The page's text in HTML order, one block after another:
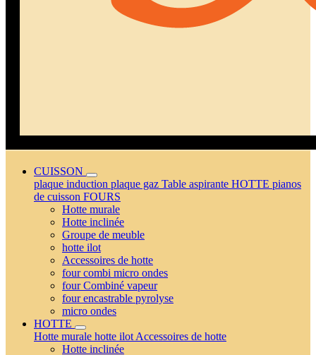
CUISSON
plaque induction plaque gaz Table aspirante HOTTE pianos
de cuisson FOURS
Hotte murale
Hotte inclinée
Groupe de meuble
hotte ilot
Accessoires de hotte
four combi micro ondes
four Combiné vapeur
four encastrable pyrolyse
micro ondes
HOTTE
Hotte murale hotte ilot Accessoires de hotte
Hotte inclinée